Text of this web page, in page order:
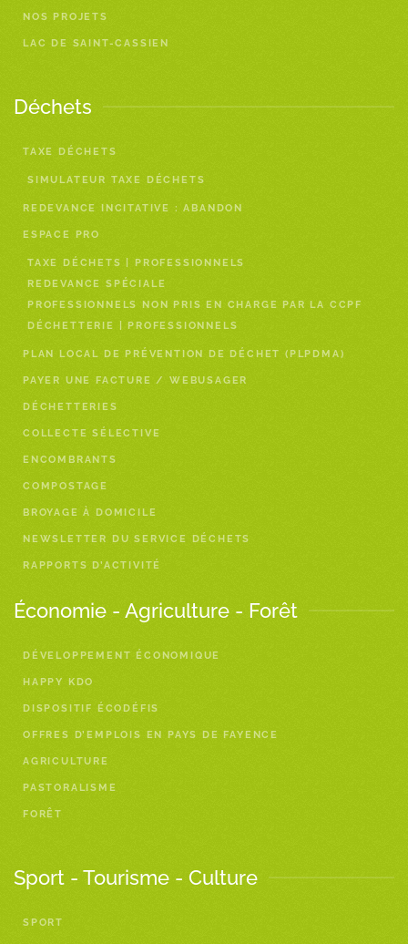
NOS PROJETS
LAC DE SAINT-CASSIEN
Déchets
TAXE DÉCHETS
SIMULATEUR TAXE DÉCHETS
REDEVANCE INCITATIVE : ABANDON
ESPACE PRO
TAXE DÉCHETS | PROFESSIONNELS
REDEVANCE SPÉCIALE
PROFESSIONNELS NON PRIS EN CHARGE PAR LA CCPF
DÉCHETTERIE | PROFESSIONNELS
PLAN LOCAL DE PRÉVENTION DE DÉCHET (PLPDMA)
PAYER UNE FACTURE / WEBUSAGER
DÉCHETTERIES
COLLECTE SÉLECTIVE
ENCOMBRANTS
COMPOSTAGE
BROYAGE À DOMICILE
NEWSLETTER DU SERVICE DÉCHETS
RAPPORTS D’ACTIVITÉ
Économie - Agriculture - Forêt
DÉVELOPPEMENT ÉCONOMIQUE
HAPPY KDO
DISPOSITIF ÉCODÉFIS
OFFRES D’EMPLOIS EN PAYS DE FAYENCE
AGRICULTURE
PASTORALISME
FORÊT
Sport - Tourisme - Culture
SPORT